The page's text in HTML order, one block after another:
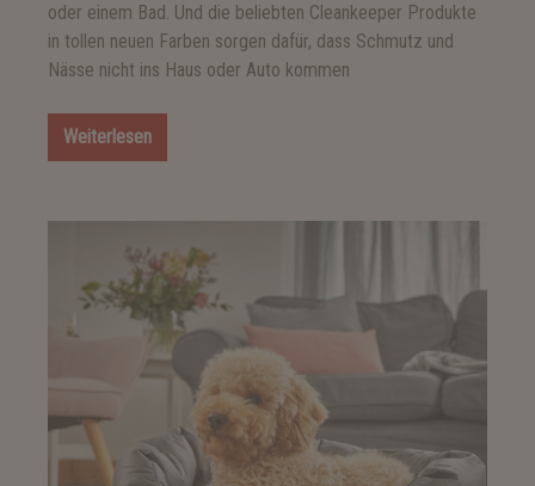
oder einem Bad. Und die beliebten Cleankeeper Produkte
in tollen neuen Farben sorgen dafür, dass Schmutz und
Nässe nicht ins Haus oder Auto kommen
Weiterlesen